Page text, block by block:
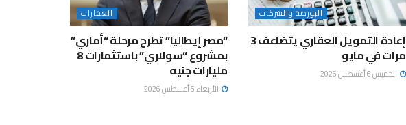
البورصة والشركات
إعادة التمويل العقاري يتضاعف 3
مرات في مايو
الخميس 6 أغسطس 2026
العقارات
“مصر إيطاليا” تطرح مرحلة “أماري”
بمشروع “سولاري” باستثمارات 8
مليارات جنيه
الأربعاء 5 أغسطس 2026